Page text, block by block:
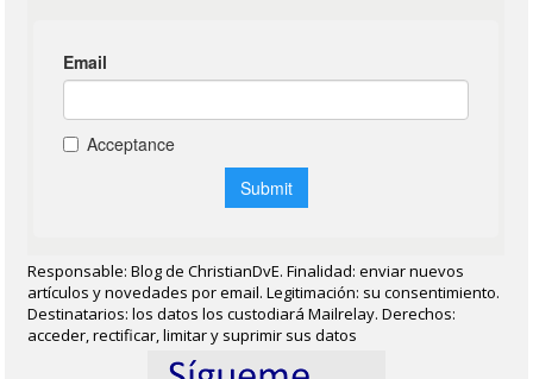
Responsable: Blog de ChristianDvE. Finalidad: enviar nuevos
artículos y novedades por email. Legitimación: su consentimiento.
Destinatarios: los datos los custodiará Mailrelay. Derechos:
acceder, rectificar, limitar y suprimir sus datos